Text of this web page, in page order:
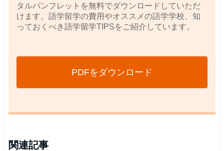
タルパンフレットを無料でダウンロードしていただ
けます。語学留学の費用やオススメの語学学校、知
っておくべき語学留学TIPSをご紹介しています。
PDFをダウンロード
関連記事